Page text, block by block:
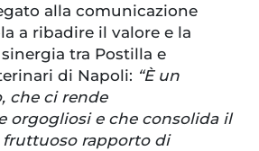
alla comunicazione
a ribadire il valore e la
tra Postilla e
di Napoli: “È un
che ci rende
orgogliosi e che consolida il
rapporto di